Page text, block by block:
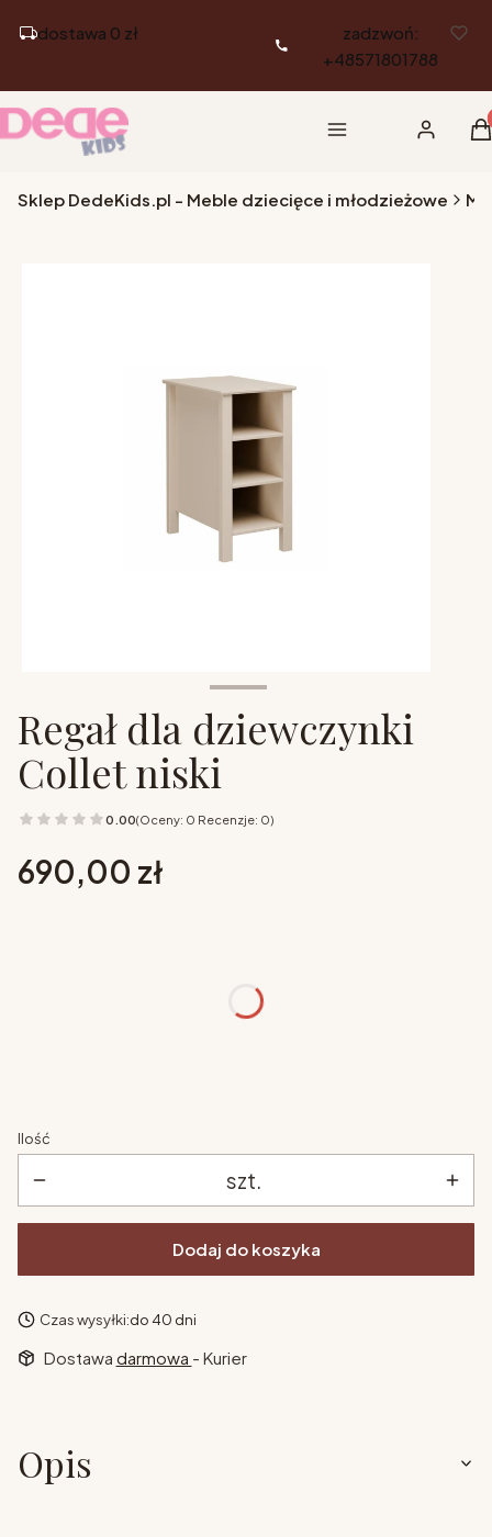
dostawa 0 zł
zadzwoń:
+48571801788
Menu Zaloguj się
Sklep DedeKids.pl - Meble dziecięce i młodzieżowe
Regał dla dziewczynki
Collet niski
0.00(Oceny: 0 Recenzje: 0)
Cena
690,00 zł
Ilość
szt.
Dodaj do koszyka
Czas wysyłki:do 40 dni
Dostawa darmowa - Kurier
Opis